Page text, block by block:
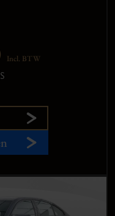
Incl. BTW